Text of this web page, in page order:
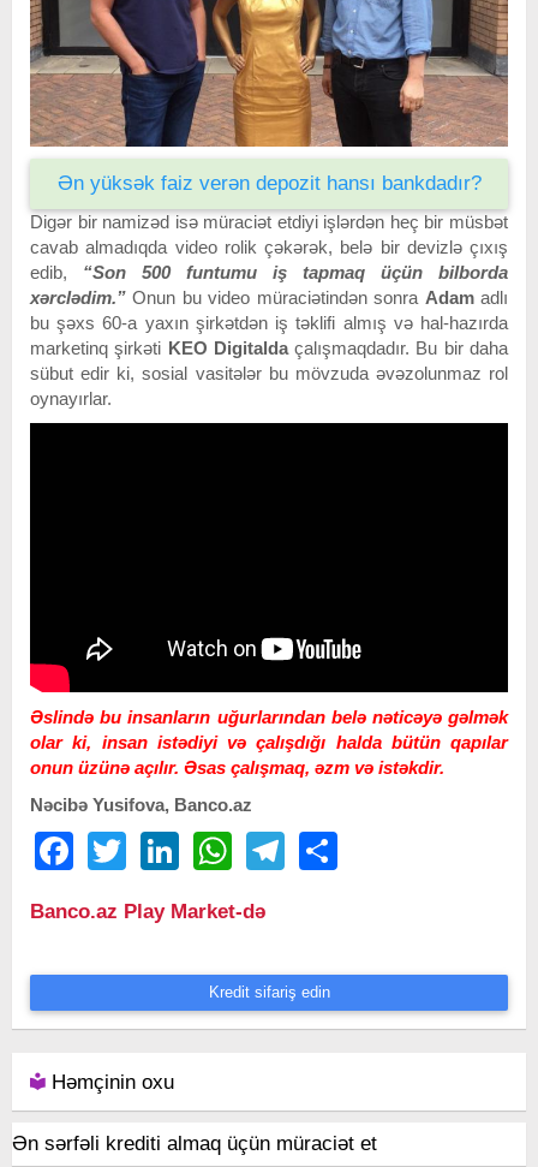
Ən yüksək faiz verən depozit hansı bankdadır?
Digər bir namizəd isə müraciət etdiyi işlərdən heç bir müsbət
cavab almadıqda video rolik çəkərək, belə bir devizlə çıxış
edib, “Son 500 funtumu iş tapmaq üçün bilborda
xərclədim.” Onun bu video müraciətindən sonra Adamadlı
bu şəxs 60-a yaxın şirkətdən iş təklifi almış və hal-hazırda
marketinq şirkəti KEO Digitaldaçalışmaqdadır. Bu bir daha
sübut edir ki, sosial vasitələr bu mövzuda əvəzolunmaz rol
oynayırlar.
Əslində bu insanların uğurlarından belə nəticəyə gəlmək
olar ki, insan istədiyi və çalışdığı halda bütün qapılar
onun üzünə açılır. Əsas çalışmaq, əzm və istəkdir.
Nəcibə Yusifova, Banco.az
FacebookTwitter LinkedIn WhatsAppTelegram
Banco.az Play Market-də
Kredit sifariş edin
Həmçinin oxu
Ən sərfəli krediti almaq üçün müraciət et